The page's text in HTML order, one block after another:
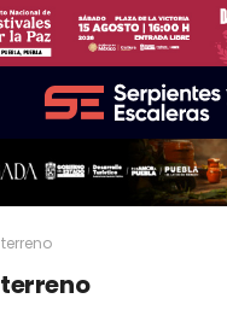
terreno
terreno